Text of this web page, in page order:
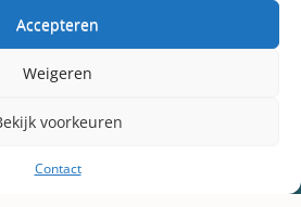
Accepteren
Weigeren
voorkeuren
Contact
Vraag uw offerte aan